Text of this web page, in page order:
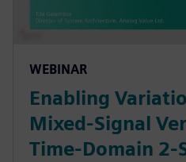
WEBINAR
Enabling
Mixed-Signal
Time-Domain 2-